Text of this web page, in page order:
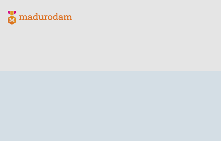
Madurodam-Logo, zur Homepage